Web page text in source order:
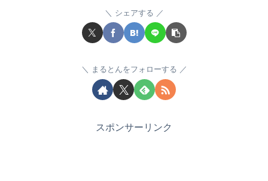
シェアする
まるとんをフォローする
スポンサーリンク